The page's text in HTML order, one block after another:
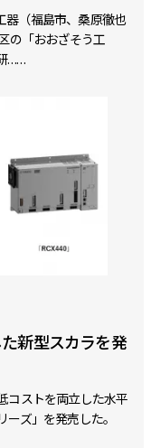
器（福島市、桑原徹也
の「おおざそう工
……
新型スカラを発
コストを両立した水平
ズ」を発売した。